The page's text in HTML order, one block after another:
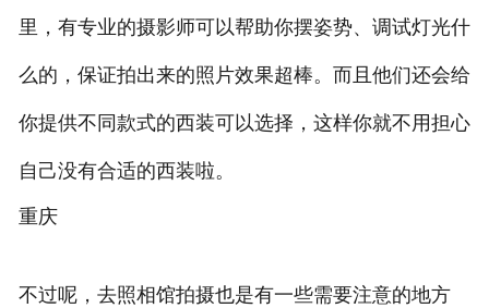
里，有专业的摄影师可以帮助你摆姿势、调试灯光什
么的，保证拍出来的照片效果超棒。而且他们还会给
你提供不同款式的西装可以选择，这样你就不用担心
自己没有合适的西装啦。
重庆
不过呢，去照相馆拍摄也是有一些需要注意的地方